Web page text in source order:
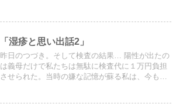
「湿疹と思い出話2」
昨日のつづき。そして検査の結果… 陽性が出たの
は義母だけで私たちは無駄に検査代に１万円負担
させられた。当時の嫌な記憶が蘇る私は、今もま